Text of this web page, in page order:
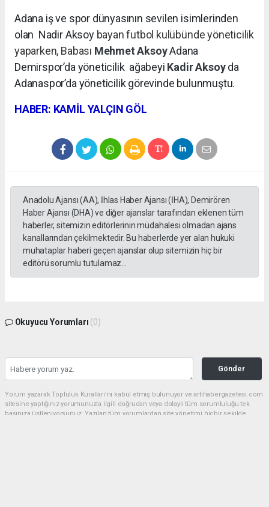
Adana iş ve spor dünyasının sevilen isimlerinden
olan Nadir Aksoy bayan futbol kulübünde yöneticilik
yaparken, Babası Mehmet AksoyAdana
Demirspor’da yöneticilik ağabeyi Kadir Aksoyda
Adanaspor’da yöneticilik görevinde bulunmuştu.
HABER: KAMİL YALÇIN GÖL
Anadolu Ajansı (AA), İhlas Haber Ajansı (İHA), Demirören
Haber Ajansı (DHA) ve diğer ajanslar tarafından eklenen tüm
haberler, sitemizin editörlerinin müdahalesi olmadan ajans
kanallarından çekilmektedir. Bu haberlerde yer alan hukuki
muhataplar haberi geçen ajanslar olup sitemizin hiç bir
editörü sorumlu tutulamaz...
Okuyucu Yorumları (0)
Gönder
Yorum yazarak Topluluk Kuralları’nı kabul etmiş bulunuyor ve artihabergazetesi.com
sitesine yaptığınız yorumunuzla ilgili doğrudan veya dolaylı tüm sorumluluğu tek
başınıza üstleniyorsunuz. Yazılan tüm yorumlardan site yönetimi hiçbir şekilde